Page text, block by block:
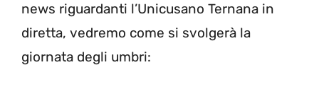
news riguardanti l’Unicusano Ternana in
diretta, vedremo come si svolgerà la
giornata degli umbri: